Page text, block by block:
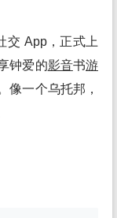
交 App，正式上
钟爱的影音书游
像一个乌托邦，